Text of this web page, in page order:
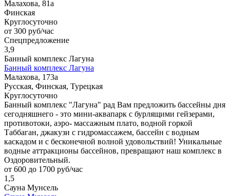
Малахова, 81а
Финская
Круглосуточно
от 300 руб/час
Спецпредложение
3,9
Банный комплекс Лагуна
Банный комплекс Лагуна
Малахова, 173а
Русская, Финская, Турецкая
Круглосуточно
Банный комплекс "Лагуна" рад Вам предложить бассейны дня
сегодняшнего - это мини-аквапарк с бурлящими гейзерами,
противотоки, аэро- массажным плато, водной горкой
Таббаган, джакузи с гидромассажем, бассейн с водным
каскадом и с бесконечной волной удовольствий! Уникальные
водные аттракционы бассейнов, превращают наш комплекс в
Оздоровительный.
от 600 до 1700 руб/час
1,5
Сауна Мунсель